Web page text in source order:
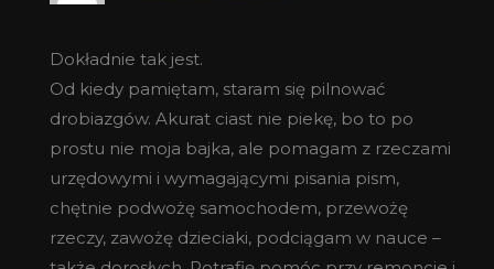
Dokładnie tak jest.
Od kiedy pamiętam, staram się pilnować
drobiazgów. Akurat ciast nie piekę, bo to po
prostu nie moja bajka, ale pomagam z rzeczami
urzędowymi i wymagającymi pisania pism,
chętnie podwożę samochodem, przewożę
rzeczy, zawożę dzieciaki, podciągam w nauce –